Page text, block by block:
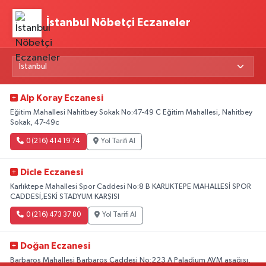
İstanbul Nöbetçi Eczaneler
Alp Koray Eczanesi
Eğitim Mahallesi Nahitbey Sokak No:47-49 C Eğitim Mahallesi, Nahitbey
Sokak, 47-49c
0 (216) 414 19 74 Yol Tarifi Al
Dicle Eczanesi
Karlıktepe Mahallesi Spor Caddesi No:8 B KARLIKTEPE MAHALLESİ SPOR
CADDESİ,ESKİ STADYUM KARŞISI
0 (216) 473 37 80 Yol Tarifi Al
Doğan Eczanesi
Barbaros Mahallesi Barbaros Caddesi No:223 A Paladium AVM aşağısı,